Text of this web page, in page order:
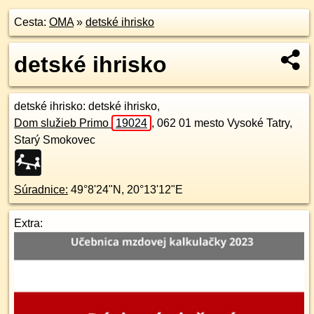
Cesta: OMA» detské ihrisko
detské ihrisko
detské ihrisko: detské ihrisko,
Dom služieb Primo
19024 , 062 01 mesto Vysoké Tatry,
Starý Smokovec
Súradnice: 49°8'24"N , 20°13'12"E
Extra: